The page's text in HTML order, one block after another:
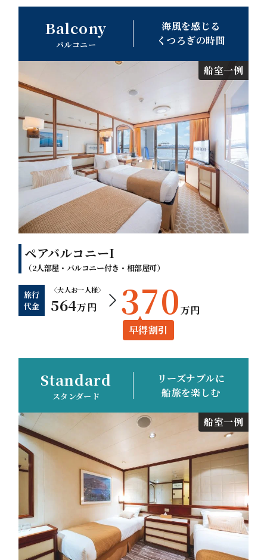
Balcony
バルコニー
海風を感じる
くつろぎの時間
船室一例
ペアバルコニーI
（2人部屋・バルコニー付き・相部屋可）
旅行
代金
〈大人お一人様〉
564万円 370万円
早得割引
Standard
スタンダード
リーズナブルに
船旅を楽しむ
船室一例